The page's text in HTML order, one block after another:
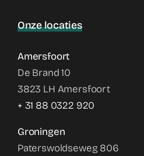
Onze locaties
Amersfoort
De Brand 10
3823 LH Amersfoort
+ 31 88 0322 920
Groningen
Paterswoldseweg 806